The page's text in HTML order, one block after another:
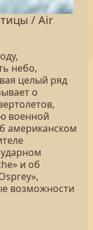
/ Air
небо,
целый ряд
о
военной
американском
и об
возможности